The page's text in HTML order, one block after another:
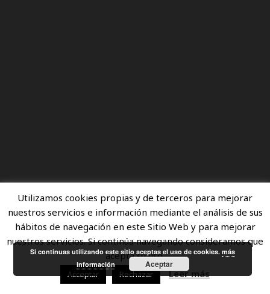
Utilizamos cookies propias y de terceros para mejorar
nuestros servicios e información mediante el análisis de sus
hábitos de navegación en este Sitio Web y para mejorar
nuestros servicios. Si continúa navegando consideramos que
acepta su uso.
Acceptar Rechazar Leer más
Si continuas utilizando este sitio aceptas el uso de cookies.más
información
Aceptar